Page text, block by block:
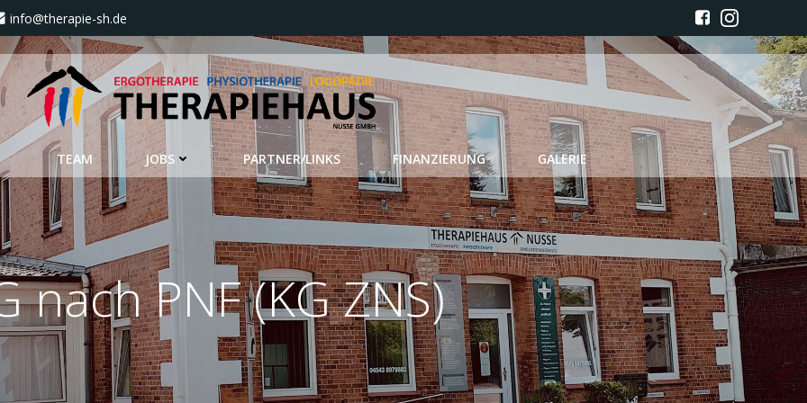
info@therapie-sh.de
TEAM JOBS PARTNER/LINKS FINANZIERUNG GALERIE
nach PNF (KG ZNS)